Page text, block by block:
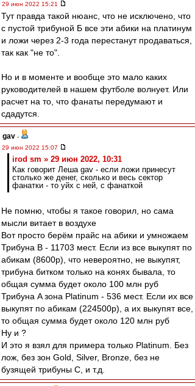
29 июн 2022 15:21
Тут правда такой нюанс, что не исключено, что
с пустой трибуной Б все эти абики на платинум
и ложи через 2-3 года перестанут продаваться,
так как "не то".
Но и в моменте и вообще это мало каких
руководителей в нашем футболе волнует. Или
расчет на то, что фанаты передумают и
сдадутся.
gav -
29 июн 2022 15:07
irod sm » 29 июн 2022, 10:31
Как говорит Леша gav - если ложи принесут
столько же денег, сколько и весь сектор
фанатки - то уйх с ней, с фанаткой
Не помню, чтобы я такое говорил, но сама
мысли витает в воздухе
Вот просто берём прайс на абики и умножаем
Трибуна B - 11703 мест. Если из все выкупят по
абикам (8600р), что невероятно, не выкупят,
трибуна битком только на конях бывала, то
общая сумма будет около 100 млн руб
Трибуна A зона Platinum - 536 мест. Если их все
выкупят по абикам (224500р), а их выкупят все,
то общая сумма будет около 120 млн руб
Ну и ?
И это я взял для примера только Platinum. Без
лож, без зон Gold, Silver, Bronze, без не
бузящей трибуны C, и т.д.